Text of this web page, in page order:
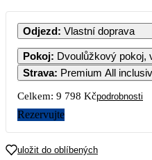
Odjezd: Vlastní doprava
Pokoj: Dvoulůžkový pokoj,
Strava: Premium All
Celkem: 9 798 Kčpodrobnosti
Rezervujte
uložit do oblíbených